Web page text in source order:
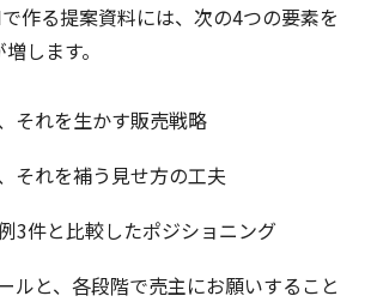
作る提案資料には、次の4つの要素を
します。
それを生かす販売戦略
それを補う見せ方の工夫
3件と比較したポジショニング
ルと、各段階で売主にお願いすること